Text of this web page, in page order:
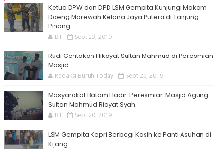
Ketua DPW dan DPD LSM Gempita Kunjungi Makam
Daeng Marewah Kelana Jaya Putera di Tanjung
Pinang
BT Sept 23, 2019
Rudi Ceritakan Hikayat Sultan Mahmud di Peresmian
Masjid
Redaksi Buruh Today Sept 20, 2019
Masyarakat Batam Hadiri Peresmian Masjid Agung
Sultan Mahmud Riayat Syah
BT Sept 20, 2019
LSM Gempita Kepri Berbagi Kasih ke Panti Asuhan di
Kijang